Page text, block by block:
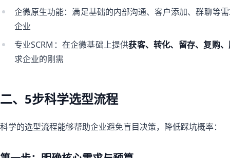
企微原生功能：满足基础的内部沟通、客户添加、群聊等
企业
专业SCRM：在企微基础上提供获客、转化、留存、复购
求企业的刚需
二、5步科学选型流程
科学的选型流程能够帮助企业避免盲目决策，降低踩坑概率：